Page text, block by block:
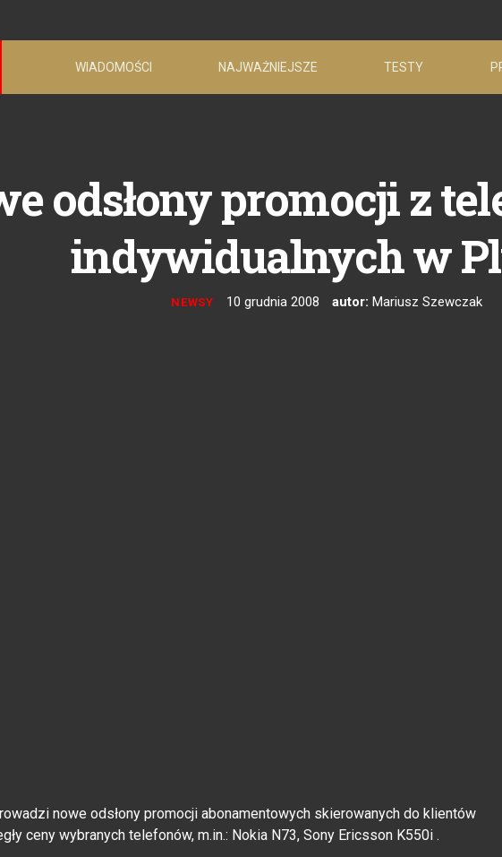
WIADOMOŚCI NAJWAŻNIEJSZE TESTY
odsłony promocji z
indywidualnych w
NEWSY 10 grudnia 2008 autor: Mariusz Szewczak
nowe odsłony promocji abonamentowych skierowanych do klientów
ceny wybranych telefonów, m.in.: Nokia N73, Sony Ericsson K550i .